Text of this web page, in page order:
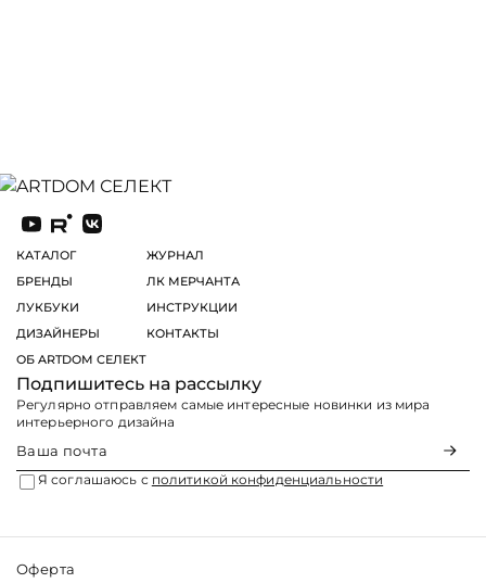
КАТАЛОГ
БРЕНДЫ
ЛУКБУКИ
ДИЗАЙНЕРЫ
ОБ ARTDOM СЕЛЕКТ
ЖУРНАЛ
ЛК МЕРЧАНТА
ИНСТРУКЦИИ
КОНТАКТЫ
Подпишитесь на рассылку
Регулярно отправляем самые интересные новинки из мира
интерьерного дизайна
Я соглашаюсь с политикой конфиденциальности
Оферта